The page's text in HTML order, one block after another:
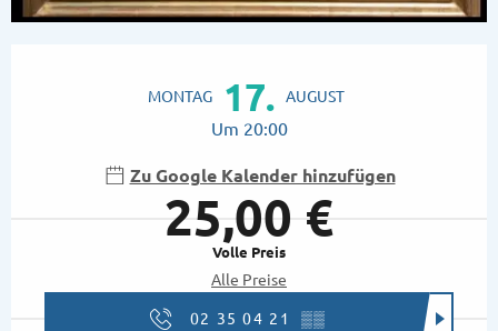
MONTAG 17. AUGUST
Um 20:00
Zu Google Kalender hinzufügen
25,00 €
Volle Preis
Alle Preise
02 35 04 21 ▒▒